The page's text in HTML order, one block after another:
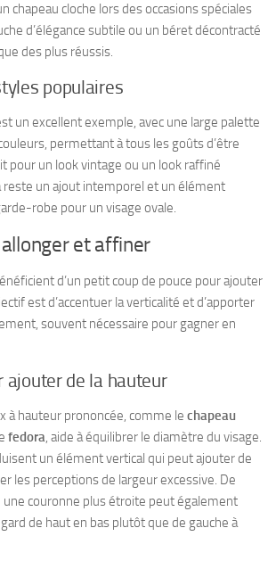
chapeau cloche lors des occasions spéciales
d’élégance subtile ou un béret décontracté
des plus réussis.
populaires
un excellent exemple, avec une large palette
permettant à tous les goûts d’être
pour un look vintage ou un look raffiné
reste un ajout intemporel et un élément
robe pour un visage ovale.
et affiner
d’un petit coup de pouce pour ajouter
est d’accentuer la verticalité et d’apporter
souvent nécessaire pour gagner en
ajouter de la hauteur
à hauteur prononcée, comme le chapeau
fedora, aide à équilibrer le diamètre du visage.
un élément vertical qui peut ajouter de
les perceptions de largeur excessive. De
une couronne plus étroite peut également
de haut en bas plutôt que de gauche à